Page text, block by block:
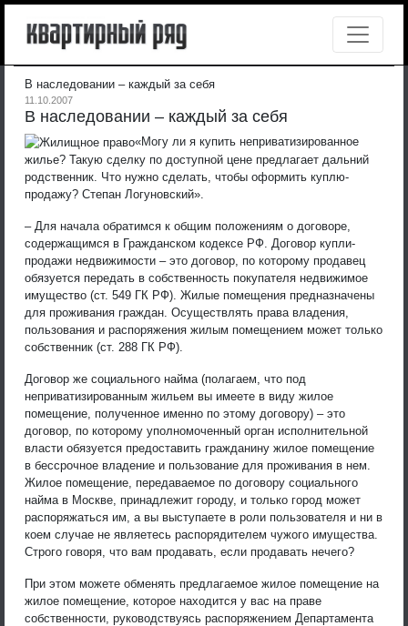
В наследовании – каждый за себя
11.10.2007
В наследовании – каждый за себя
«Могу ли я купить неприватизированное
жилье? Такую сделку по доступной цене предлагает дальний
родственник. Что нужно сделать, чтобы оформить куплю-
продажу? Степан Логуновский».
– Для начала обратимся к общим положениям о договоре,
содержащимся в Гражданском кодексе РФ. Договор купли-
продажи недвижимости – это договор, по которому продавец
обязуется передать в собственность покупателя недвижимое
имущество (ст. 549 ГК РФ). Жилые помещения предназначены
для проживания граждан. Осуществлять права владения,
пользования и распоряжения жилым помещением может только
собственник (ст. 288 ГК РФ).
Договор же социального найма (полагаем, что под
неприватизированным жильем вы имеете в виду жилое
помещение, полученное именно по этому договору) – это
договор, по которому уполномоченный орган исполнительной
власти обязуется предоставить гражданину жилое помещение
в бессрочное владение и пользование для проживания в нем.
Жилое помещение, передаваемое по договору социального
найма в Москве, принадлежит городу, и только город может
распоряжаться им, а вы выступаете в роли пользователя и ни в
коем случае не являетесь распорядителем чужого имущества.
Строго говоря, что вам продавать, если продавать нечего?
При этом можете обменять предлагаемое жилое помещение на
жилое помещение, которое находится у вас на праве
собственности, руководствуясь распоряжением Департамента